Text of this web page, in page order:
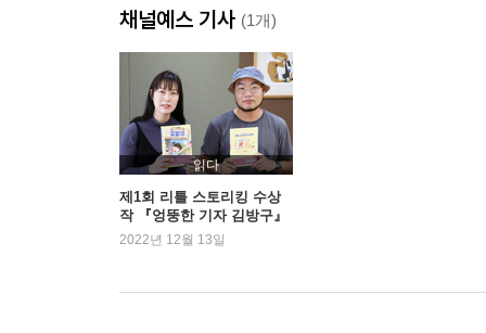
채널예스 기사 (1개)
읽다
제1회 리틀 스토리킹 수상
작 『엉뚱한 기자 김방구』
주봄, 한승무 작가 인터뷰
2022년 12월 13일